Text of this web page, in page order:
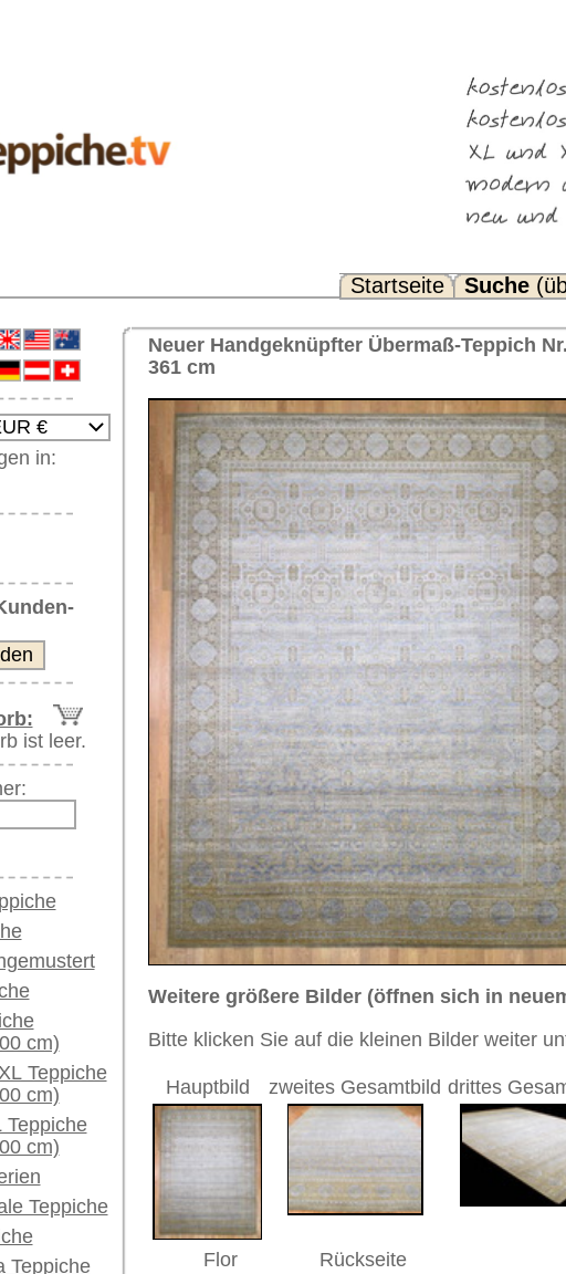
Noch Fragen? FAQ...
Weitere größere Bilder (öffnen sich in neuem Fenster)
Bitte klicken Sie auf die kleinen Bilder weiter unten für Bilder in höherer Auflösung
Hauptbild zweites Gesamtbild drittes Gesamtbild Nahansicht Nahaufnahme Ecke
Rückseite
Artikelnummer:
61293
Ursprungsland: Indien
Größe:
Alter:
neu
Flor:
Musterung:
Grundfarbe:
hellblau / grau
Bemerkungen:
Unikat. Handgeknüpfter / moderner / distressed Teppich mit
Übergangsdesign zwischen Orient und Moderne
Der Flor dieses Teppichs besteht aus Seide und Wolle
Preis (inkl. MwSt.): € 8.200
Voraussichtliche Lieferzeit: